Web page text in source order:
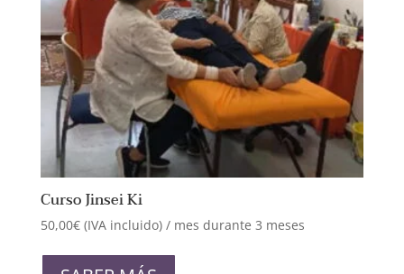
pueden
elegir
en
la
página
de
producto
Curso Jinsei Ki
50,00€ (IVA incluido) / mes durante 3 meses